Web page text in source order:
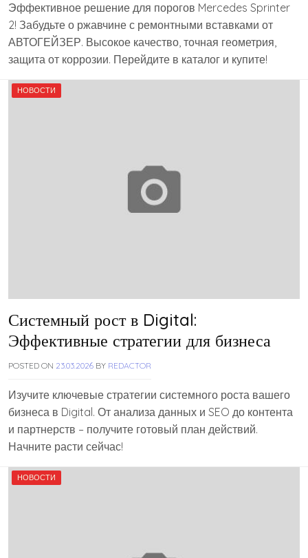
Эффективное решение для порогов Mercedes Sprinter
2! Забудьте о ржавчине с ремонтными вставками от
АВТОГЕЙЗЕР. Высокое качество, точная геометрия,
защита от коррозии. Перейдите в каталог и купите!
НОВОСТИ
Системный рост в Digital:
Эффективные стратегии для бизнеса
POSTED ON 23.03.2026 BY REDACTOR
Изучите ключевые стратегии системного роста вашего
бизнеса в Digital. От анализа данных и SEO до контента
и партнерств – получите готовый план действий.
Начните расти сейчас!
НОВОСТИ